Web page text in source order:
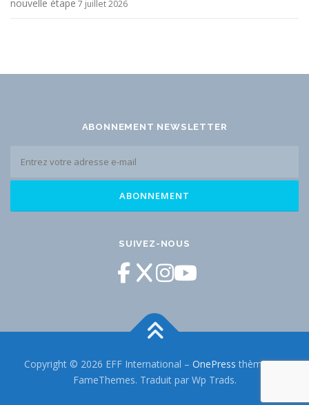
nouvelle étape 7 juillet 2026
ABONNEMENT NEWSLETTER
SUIVEZ-NOUS
Copyright © 2026 EFF International – OnePress thème par
FameThemes. Traduit par Wp Trads.